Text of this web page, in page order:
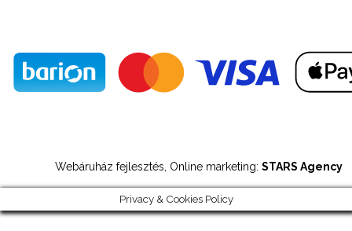
Webáruház fejlesztés, Online marketing: STARS Agency
Privacy & Cookies Policy